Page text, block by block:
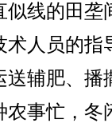
似线的田垄
术人员的指
送辅肥、播
事忙，冬